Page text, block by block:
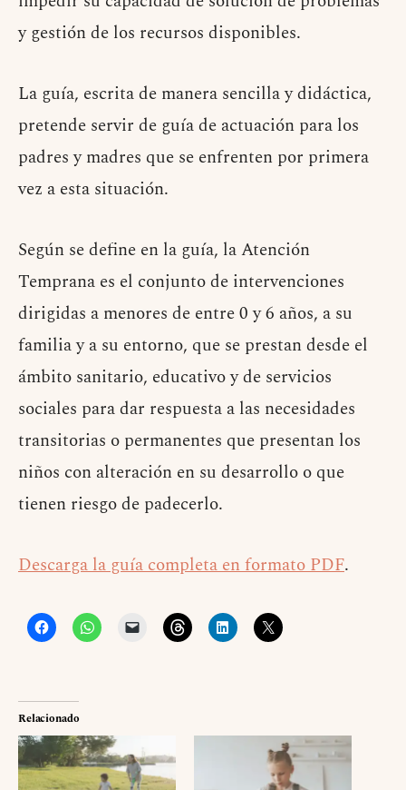
y gestión de los recursos disponibles.
La guía, escrita de manera sencilla y didáctica,
pretende servir de guía de actuación para los
padres y madres que se enfrenten por primera
vez a esta situación.
Según se define en la guía, la Atención
Temprana es el conjunto de intervenciones
dirigidas a menores de entre 0 y 6 años, a su
familia y a su entorno, que se prestan desde el
ámbito sanitario, educativo y de servicios
sociales para dar respuesta a las necesidades
transitorias o permanentes que presentan los
niños con alteración en su desarrollo o que
tienen riesgo de padecerlo.
Descarga la guía completa en formato PDF.
Relacionado